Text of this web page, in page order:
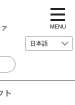
ア
t
o
g
g
e
i
MENU
ト